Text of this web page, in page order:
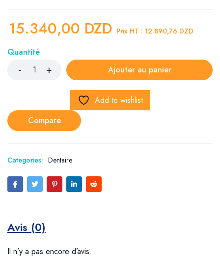
15.340,00 DZD Prix HT : 12.890,76 DZD
Quantité
Ajouter au panier
Add to wishlist
Compare
Categories: Dentaire
Avis (0)
Il n’y a pas encore d’avis.